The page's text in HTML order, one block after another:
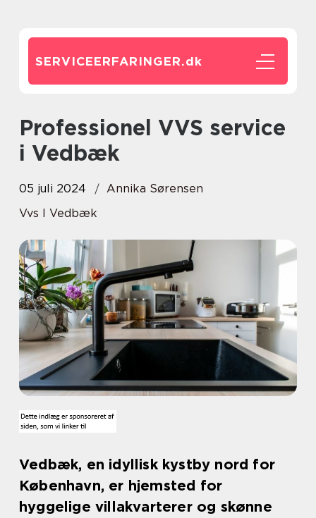
SERVICEERFARINGER.dk
Professionel VVS service
i Vedbæk
05 juli 2024
Annika Sørensen
Vvs I Vedbæk
Vedbæk, en idyllisk kystby nord for
København, er hjemsted for
hyggelige villakvarterer og skønne